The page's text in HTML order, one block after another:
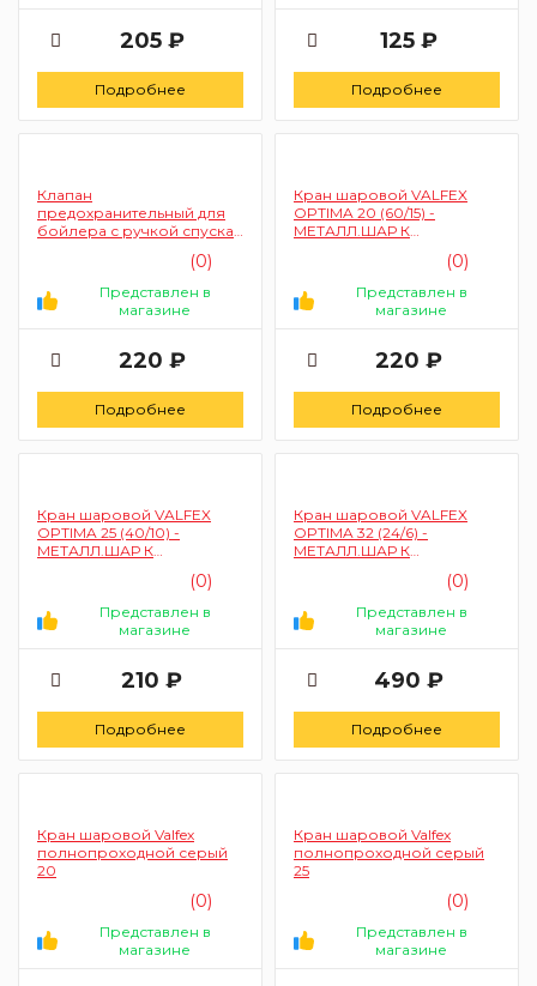
205 ₽
Подробнее
125 ₽
Подробнее
Клапан
предохранительный для
бойлера с ручкой спуска
(0)
Представлен в
магазине
220 ₽
Подробнее
Кран шаровой VALFEX
OPTIMA 20 (60/15) -
МЕТАЛЛ.ШАР К
(0)
Представлен в
магазине
220 ₽
Подробнее
Кран шаровой VALFEX
OPTIMA 25 (40/10) -
МЕТАЛЛ.ШАР К
(0)
Представлен в
магазине
210 ₽
Подробнее
Кран шаровой VALFEX
OPTIMA 32 (24/6) -
МЕТАЛЛ.ШАР К
(0)
Представлен в
магазине
490 ₽
Подробнее
Кран шаровой Valfex
полнопроходной серый
20
(0)
Представлен в
магазине
Кран шаровой Valfex
полнопроходной серый
25
(0)
Представлен в
магазине